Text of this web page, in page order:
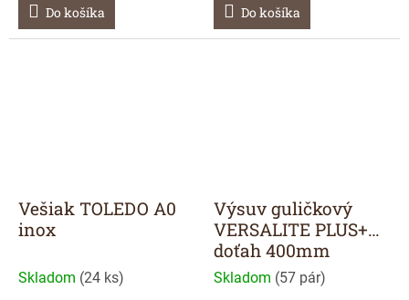
Do košíka Do košíka
Vešiak TOLEDO A0
inox
Skladom (24 ks)
Výsuv guličkový
VERSALITE PLUS+
doťah 400mm
Skladom (57 pár)